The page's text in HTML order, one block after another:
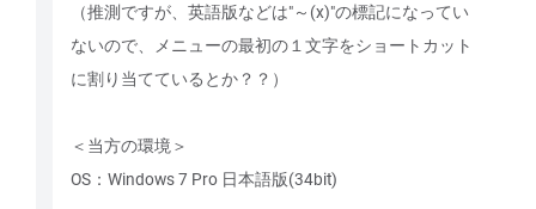
（推測ですが、英語版などは"～(x)"の標記になってい
ないので、メニューの最初の１文字をショートカット
に割り当てているとか？？）
＜当方の環境＞
OS：Windows 7 Pro 日本語版(34bit)